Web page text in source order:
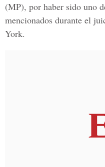
(MP), por haber sido uno
mencionados durante el
York.